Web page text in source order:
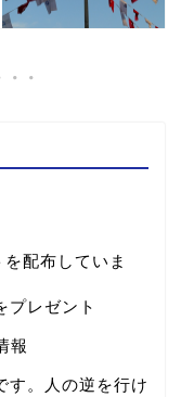
配布していま
プレゼント
報
す。人の逆を行け